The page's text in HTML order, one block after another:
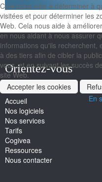
Orientez-vous
Accueil
Nos logiciels
Nos services
Tarifs
Cogivea
Ressources
Nous contacter
Cela nous aide à déterminer à
visitées et pour déterminer les
Web. Cela nous aide à
en nous aidant à nous assurer
informations qu'ils recherchent,
à des tiers afin de cibler la
vous, et en suivant les succès
site Web.
Accepter les cookies
En